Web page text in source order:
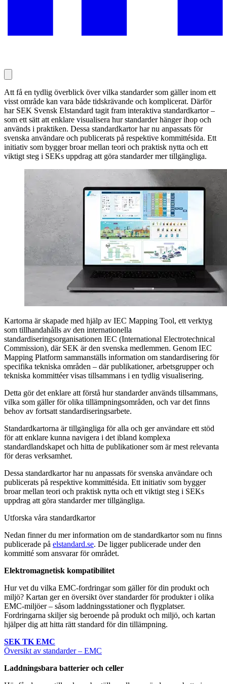
Att få en tydlig överblick över vilka standarder som gäller inom ett
visst område kan vara både tidskrävande och komplicerat. Därför
har SEK Svensk Elstandard tagit fram interaktiva standardkartor –
som ett sätt att enklare visualisera hur standarder hänger ihop och
används i praktiken. Dessa standardkartor har nu anpassats för
svenska användare och publicerats på respektive kommittésida. Ett
initiativ som bygger broar mellan teori och praktisk nytta och ett
viktigt steg i SEKs uppdrag att göra standarder mer tillgängliga.
Kartorna är skapade med hjälp av IEC Mapping Tool, ett verktyg
som tillhandahålls av den internationella
standardiseringsorganisationen IEC (International Electrotechnical
Commission), där SEK är den svenska medlemmen. Genom IEC
Mapping Platform sammanställs information om standardisering för
specifika tekniska områden – där publikationer, arbetsgrupper och
tekniska kommittéer visas tillsammans i en tydlig visualisering.
Detta gör det enklare att förstå hur standarder används tillsammans,
vilka som gäller för olika tillämpningsområden, och var det finns
behov av fortsatt standardiseringsarbete.
Standardkartorna är tillgängliga för alla och ger användare ett stöd
för att enklare kunna navigera i det ibland komplexa
standardlandskapet och hitta de publikationer som är mest relevanta
för deras verksamhet.
Dessa standardkartor har nu anpassats för svenska användare och
publicerats på respektive kommittésida. Ett initiativ som bygger
broar mellan teori och praktisk nytta och ett viktigt steg i SEKs
uppdrag att göra standarder mer tillgängliga.
Utforska våra standardkartor
Nedan finner du mer information om de standardkartor som nu finns
publicerade på elstandard.se. De ligger publicerade under den
kommitté som ansvarar för området.
Elektromagnetisk kompatibilitet
Hur vet du vilka EMC-fordringar som gäller för din produkt och
miljö? Kartan ger en översikt över standarder för produkter i olika
EMC-miljöer – såsom laddningsstationer och flygplatser.
Fordringarna skiljer sig beroende på produkt och miljö, och kartan
hjälper dig att hitta rätt standard för din tillämpning.
SEK TK EMC
Översikt av standarder – EMC
Laddningsbara batterier och celler